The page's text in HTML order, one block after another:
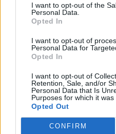
I want to opt-out of the
Personal Data.
Opted In
I want to opt-out of
Personal Data for
Opted In
I want to opt-out of
Retention, Sale, and/or
Personal Data that Is
Purposes for which it was
Opted Out
CONFIRM
07/08/26|
CSG:
και
του
07/08/26